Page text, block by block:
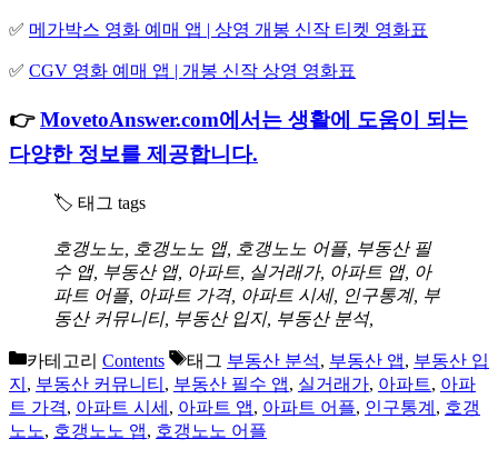
✅ 메가박스 영화 예매 앱 | 상영 개봉 신작 티켓 영화표
✅ CGV 영화 예매 앱 | 개봉 신작 상영 영화표
👉MovetoAnswer.com에서는 생활에 도움이 되는
다양한 정보를 제공합니다.
🏷️ 태그 tags
호갱노노, 호갱노노 앱, 호갱노노 어플, 부동산 필
수 앱, 부동산 앱, 아파트, 실거래가, 아파트 앱, 아
파트 어플, 아파트 가격, 아파트 시세, 인구통계, 부
동산 커뮤니티, 부동산 입지, 부동산 분석,
카테고리 Contents 태그 부동산 분석, 부동산 앱, 부동산 입
지 , 부동산 커뮤니티 , 부동산 필수 앱, 실거래가, 아파트, 아파
트 가격, 아파트 시세 , 아파트 앱, 아파트 어플, 인구통계 , 호갱
노노, 호갱노노 앱, 호갱노노 어플